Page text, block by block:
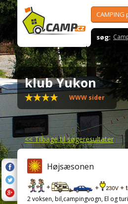
søg:
klub Yukon
WWW sider
<<Tilbage til søgeresultater
Højsæsonen
2 voksen, bil,campingvogn, El og